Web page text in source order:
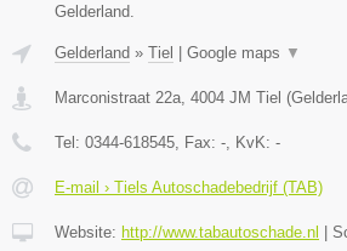
Gelderland.
Gelderland » Tiel | Google maps ▼
Marconistraat 22a 4004 JM Tiel (
Tel: 0344-618545 , Fax: - , KvK: -
E-mail › Tiels Autoschadebedrijf (TAB)
Website: http://www.tabautoschade.nl |